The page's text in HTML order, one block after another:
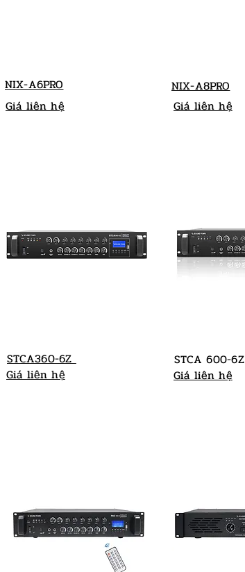
NIX-A6PRO
Giá liên hệ
NIX-A8PRO
Giá liên hệ
Giá liên hệ
STCA360-6Z
Giá liên hệ
STCA 600-6Z